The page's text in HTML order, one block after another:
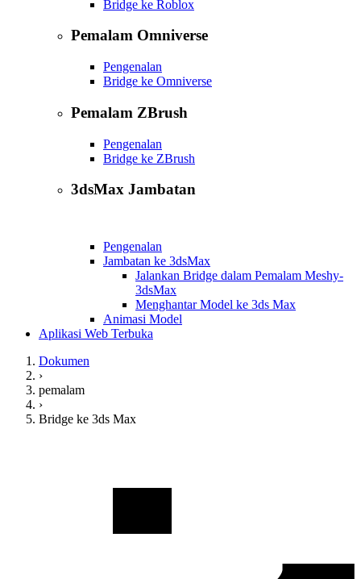
Bridge ke Roblox
Pemalam Omniverse
Pengenalan
Bridge ke Omniverse
Pemalam ZBrush
Pengenalan
Bridge ke ZBrush
3dsMax Jambatan
Pengenalan
Jambatan ke 3dsMax
Jalankan Bridge dalam Pemalam Meshy-
3dsMax
Menghantar Model ke 3ds Max
Animasi Model
Aplikasi Web Terbuka
Dokumen
›
pemalam
›
Bridge ke 3ds Max